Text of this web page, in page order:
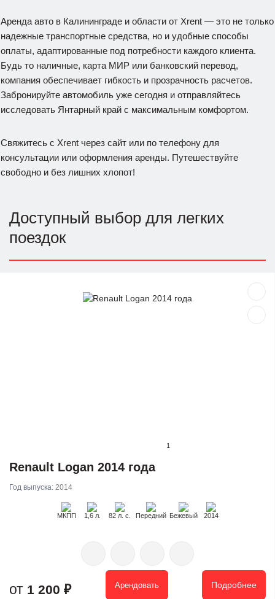
Аренда авто в Калининграде и области от Xrent — это не только
надежные транспортные средства, но и удобные способы
оплаты, адаптированные под потребности каждого клиента.
Будь то наличные, карта МИР или банковский перевод,
компания обеспечивает гибкость и прозрачность расчетов.
Забронируйте автомобиль уже сегодня и отправляйтесь
исследовать Янтарный край с максимальным комфортом.
Свяжитесь с Xrent через сайт или по телефону для
консультации или оформления аренды. Путешествуйте
свободно и без лишних хлопот!
Доступный выбор для легких
поездок
1
Renault Logan 2014 года
Год выпуска: 2014
МКПП 1,6 л. 82 л. с. Передний Бежевый 2014
1 200 ₽ Арендовать Подробнее